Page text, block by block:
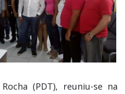
(PDT), reuniu-se na